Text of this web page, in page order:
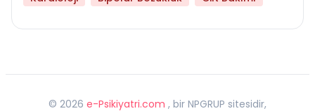
© 2026 e-Psikiyatri.com , bir NPGRUP sitesidir,